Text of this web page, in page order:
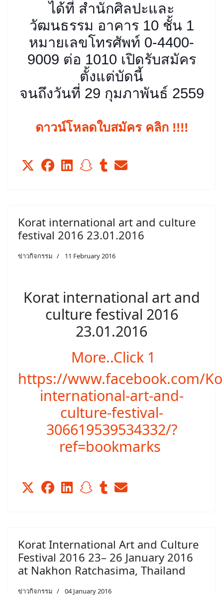
ได้ที่ สำนักศิลปะและ
วัฒนธรรม อาคาร 10 ชั้น 1
หมายเลขโทรศัพท์ 0-4400-
9009 ต่อ 1010 เปิดรับสมัคร
ตั้งแต่บัดนี้
จนถึงวันที่ 29 กุมภาพันธ์ 2559
ดาวน์โหลดใบสมัคร คลิก !!!!
Korat international art and culture
festival 2016 23.01.2016
ข่าวกิจกรรม 11 February 2016
Korat international art and
culture festival 2016
23.01.2016
More..Click 1
https://www.facebook.com/
international-art-and-
culture-festival-
306619539534332/?
ref=bookmarks
Korat International Art and Culture
Festival 2016 23– 26 January 2016
at Nakhon Ratchasima, Thailand
ข่าวกิจกรรม 04 January 2016